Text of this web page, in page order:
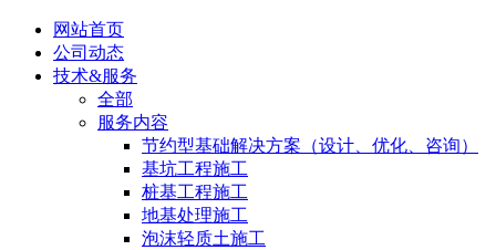
网站首页
公司动态
技术&服务
全部
服务内容
节约型基础解决方案（设计、优化、咨询）
基坑工程施工
桩基工程施工
地基处理施工
泡沫轻质土施工